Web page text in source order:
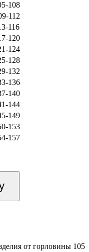
108
112
116
120
124
128
132
136
140
144
149
153
157
от горловины 105